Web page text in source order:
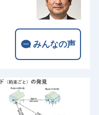
みんなの声